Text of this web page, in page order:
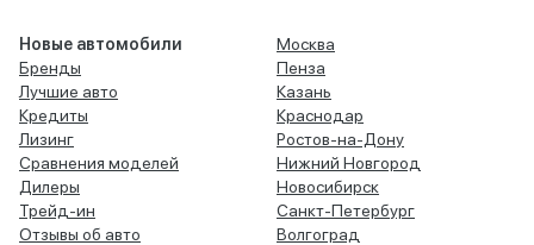
Новые автомобили
Бренды
Лучшие авто
Кредиты
Лизинг
Сравнения моделей
Дилеры
Трейд-ин
Отзывы об авто
Москва
Пенза
Казань
Краснодар
Ростов-на-Дону
Нижний Новгород
Новосибирск
Санкт-Петербург
Волгоград